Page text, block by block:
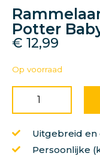
Potter
€ 12,99
Op voorraad
Uitgebreid en
Persoonlijke